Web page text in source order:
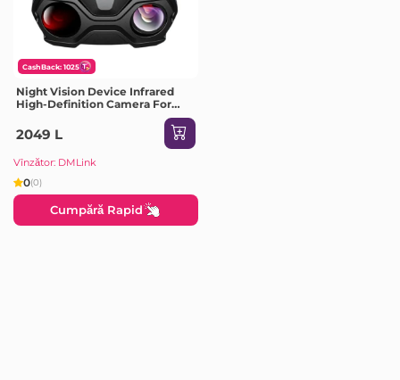
CashBack: 1025
Night Vision Device Infrared
High-Definition Camera For
2049 L
Vînzător: DMLink
0(0)
Cumpără Rapid